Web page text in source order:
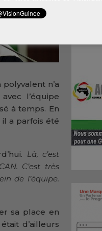
n’a
l’équipe
à temps. En
il a parfois été
Là, c’est
C’est très
de l’équipe.
sa place en
d’ailleurs